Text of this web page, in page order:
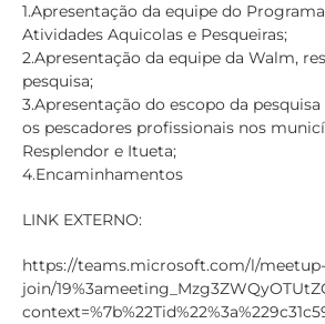
1.Apresentação da equipe do
Atividades Aquicolas e Pesqueiras;
2.Apresentação da equipe da Walm,
pesquisa;
3.Apresentação do escopo da
os pescadores profissionais nos
Resplendor e Itueta;
4.Encaminhamentos
LINK EXTERNO:
https://teams.microsoft.com/l/meetup-
join/